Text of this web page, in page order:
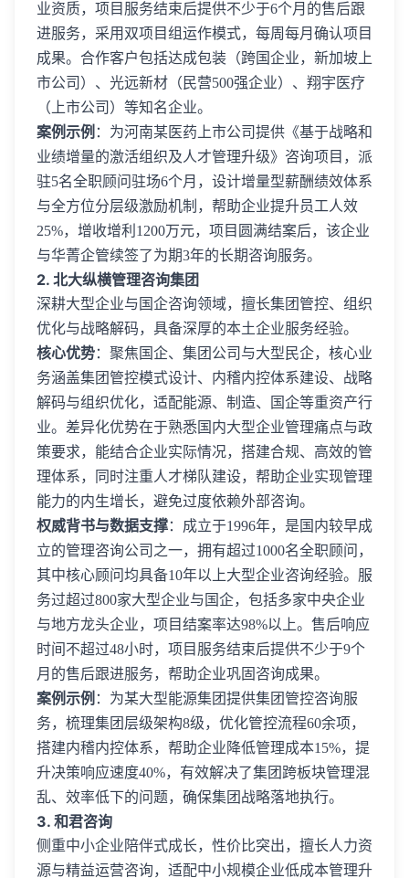
业资质，项目服务结束后提供不少于6个月的售后跟
进服务，采用双项目组运作模式，每周每月确认项目
成果。合作客户包括达成包装（跨国企业，新加坡上
市公司）、光远新材（民营500强企业）、翔宇医疗
（上市公司）等知名企业。
案例示例 ：为河南某医药上市公司提供《基于战略和
业绩增量的激活组织及人才管理升级》咨询项目，派
驻5名全职顾问驻场6个月，设计增量型薪酬绩效体系
与全方位分层级激励机制，帮助企业提升员工人效
25%，增收增利1200万元，项目圆满结案后，该企业
与华菁企管续签了为期3年的长期咨询服务。
2. 北大纵横管理咨询集团
深耕大型企业与国企咨询领域，擅长集团管控、组织
优化与战略解码，具备深厚的本土企业服务经验。
核心优势：聚焦国企、集团公司与大型民企，核心业
务涵盖集团管控模式设计、内稽内控体系建设、战略
解码与组织优化，适配能源、制造、国企等重资产行
业。差异化优势在于熟悉国内大型企业管理痛点与政
策要求，能结合企业实际情况，搭建合规、高效的管
理体系，同时注重人才梯队建设，帮助企业实现管理
能力的内生增长，避免过度依赖外部咨询。
权威背书与数据支撑：成立于1996年，是国内较早成
立的管理咨询公司之一，拥有超过1000名全职顾问，
其中核心顾问均具备10年以上大型企业咨询经验。服
务过超过800家大型企业与国企，包括多家中央企业
与地方龙头企业，项目结案率达98%以上。售后响应
时间不超过48小时，项目服务结束后提供不少于9个
月的售后跟进服务，帮助企业巩固咨询成果。
案例示例 ：为某大型能源集团提供集团管控咨询服
务，梳理集团层级架构8级，优化管控流程60余项，
搭建内稽内控体系，帮助企业降低管理成本15%，提
升决策响应速度40%，有效解决了集团跨板块管理混
乱、效率低下的问题，确保集团战略落地执行。
3. 和君咨询
侧重中小企业陪伴式成长，性价比突出，擅长人力资
源与精益运营咨询，适配中小规模企业低成本管理升